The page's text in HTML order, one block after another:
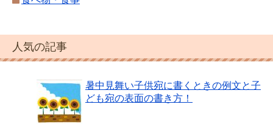
人気の記事
暑中見舞い子供宛に書くときの例文と子
ども宛の表面の書き方！